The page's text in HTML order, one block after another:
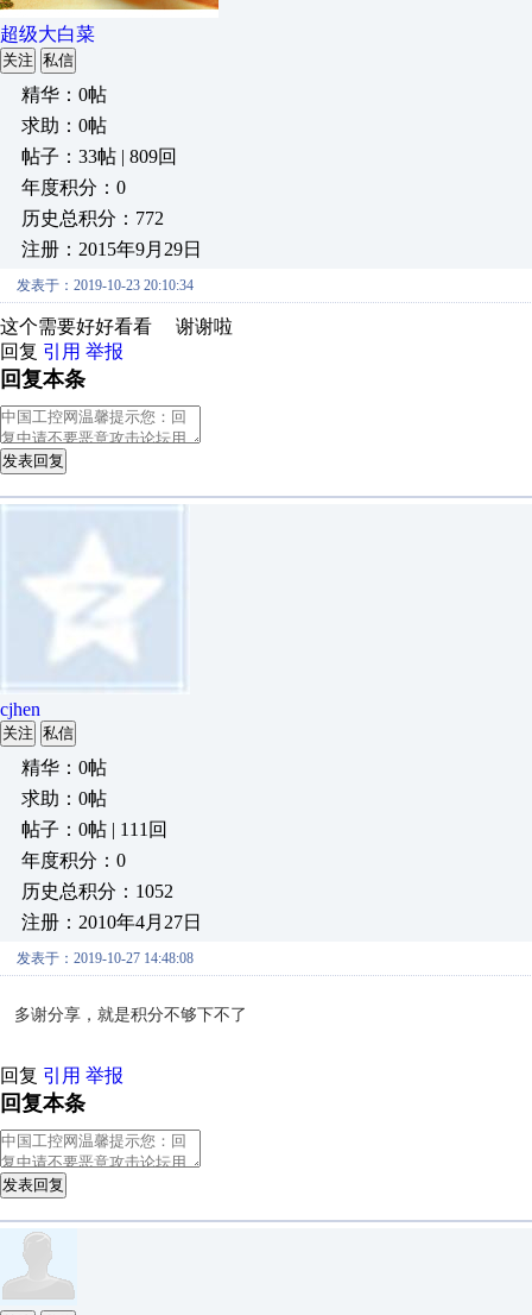
超级大白菜
关注 私信
精华：0帖
求助：0帖
帖子：33帖 | 809回
年度积分：0
历史总积分：772
注册：2015年9月29日
发表于：2019-10-23 20:10:34
这个需要好好看看 谢谢啦
回复 引用 举报
回复本条
发表回复
cjhen
关注 私信
精华：0帖
求助：0帖
帖子：0帖 | 111回
年度积分：0
历史总积分：1052
注册：2010年4月27日
发表于：2019-10-27 14:48:08
多谢分享，就是积分不够下不了
回复 引用 举报
回复本条
发表回复